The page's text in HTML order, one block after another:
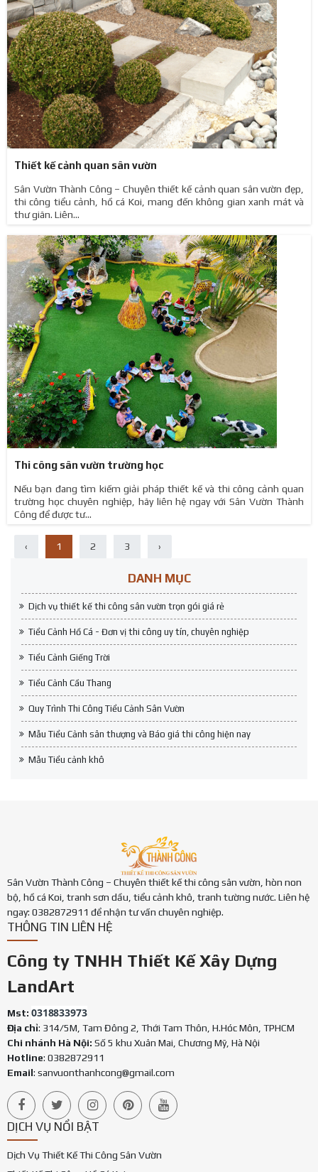
Thiết kế cảnh quan sân vườn
Sân Vườn Thành Công – Chuyên thiết kế cảnh quan sân vườn đẹp,
thi công tiểu cảnh, hồ cá Koi, mang đến không gian xanh mát và
thư giãn. Liên...
Thi công sân vườn trường học
Nếu bạn đang tìm kiếm giải pháp thiết kế và thi công cảnh quan
trường học chuyên nghiệp, hãy liên hệ ngay với Sân Vườn Thành
Công để được tư...
‹ 1 2 3 ›
DANH MỤC
Dịch vụ thiết kế thi công sân vườn trọn gói giá rẻ
Tiểu Cảnh Hồ Cá - Đơn vị thi công uy tín, chuyên nghiệp
Tiểu Cảnh Giếng Trời
Tiểu Cảnh Cầu Thang
Quy Trình Thi Công Tiểu Cảnh Sân Vườn
Mẫu Tiểu Cảnh sân thượng và Báo giá thi công hiện nay
Mẫu Tiểu cảnh khô
Sân Vườn Thành Công – Chuyên thiết kế thi công sân vườn, hòn non
bộ, hồ cá Koi, tranh sơn dầu, tiểu cảnh khô, tranh tường nước. Liên hệ
ngay: 0382872911 để nhận tư vấn chuyên nghiệp.
THÔNG TIN LIÊN HỆ
Công ty TNHH Thiết Kế Xây Dựng
LandArt
Mst: 0318833973
Địa chỉ: 314/5M, Tam Đông 2, Thới Tam Thôn, H.Hóc Môn, TPHCM
Chi nhánh Hà Nội: Số 5 khu Xuân Mai, Chương Mỹ, Hà Nội
Hotline: 0382872911
Email: sanvuonthanhcong@gmail.com
DỊCH VỤ NỔI BẬT
Dịch Vụ Thiết Kế Thi Công Sân Vườn